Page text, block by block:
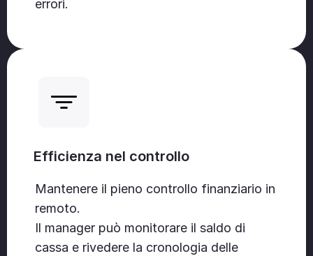
errori.
Efficienza nel controllo
Mantenere il pieno controllo finanziario in
remoto.
Il manager può monitorare il saldo di
cassa e rivedere la cronologia delle